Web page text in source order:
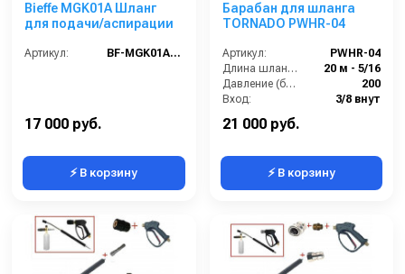
Bieffe MGK01A Шланг
для подачи/аспирации
Артикул: BF-MGK01A (новый RIP0305)
17 000 руб.
⚡ В корзину
Барабан для шланга
TORNADO PWHR-04
Артикул:
PWHR-04
Длина шланга (м):
20 м - 5/16
Давление (бар):
200
Вход:
3/8 внут
21 000 руб.
⚡ В корзину